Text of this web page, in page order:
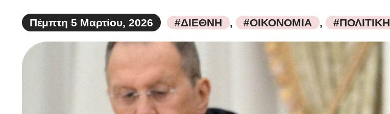
Πέμπτη 5 Μαρτίου, 2026 #ΔΙΕΘΝΗ , #ΟΙΚΟΝΟΜΙΑ , #ΠΟΛΙΤΙΚΗ